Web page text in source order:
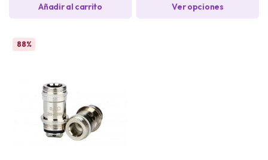
Añadir al carrito Ver opciones
88%